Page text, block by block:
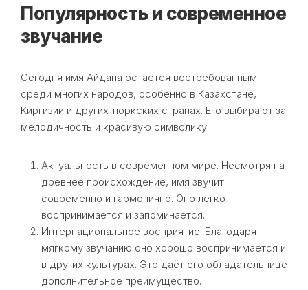
Популярность и современное
звучание
Сегодня имя Айдана остаётся востребованным
среди многих народов, особенно в Казахстане,
Киргизии и других тюркских странах. Его выбирают за
мелодичность и красивую символику.
Актуальность в современном мире. Несмотря на
древнее происхождение, имя звучит
современно и гармонично. Оно легко
воспринимается и запоминается.
Интернациональное восприятие. Благодаря
мягкому звучанию оно хорошо воспринимается и
в других культурах. Это даёт его обладательнице
дополнительное преимущество.